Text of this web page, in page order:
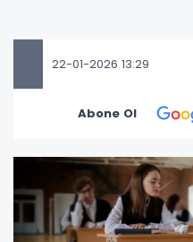
22-01-2026 13:29
Abone Ol